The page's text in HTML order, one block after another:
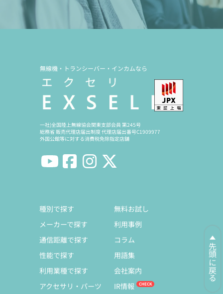
先頭に戻る
無線機・トランシーバー・インカムなら
一社)全国陸上無線協会関東支部会員 第245号
総務省 販売代理店届出制度 代理店届出番号C1909977
外国公館等に対する消費税免除指定店舗
種別で探す
メーカーで探す
通信距離で探す
性能で探す
利用業種で探す
アクセサリ・パーツ
無料お試し
利用事例
コラム
用語集
会社案内
IR情報